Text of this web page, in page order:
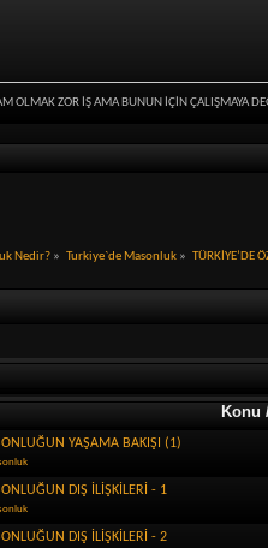
OLMAK ZOR İŞ AMA BUNUN İÇİN ÇALIŞMAYA
Nedir?» Turkiye`de Masonluk » TÜRKİYE’DE
Konu
YAŞAMA BAKIŞI (1)
DIŞ İLİŞKİLERİ - 1
DIŞ İLİŞKİLERİ - 2